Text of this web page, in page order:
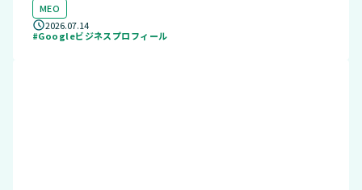
MEO
2026.07.14
#Googleビジネスプロフィール